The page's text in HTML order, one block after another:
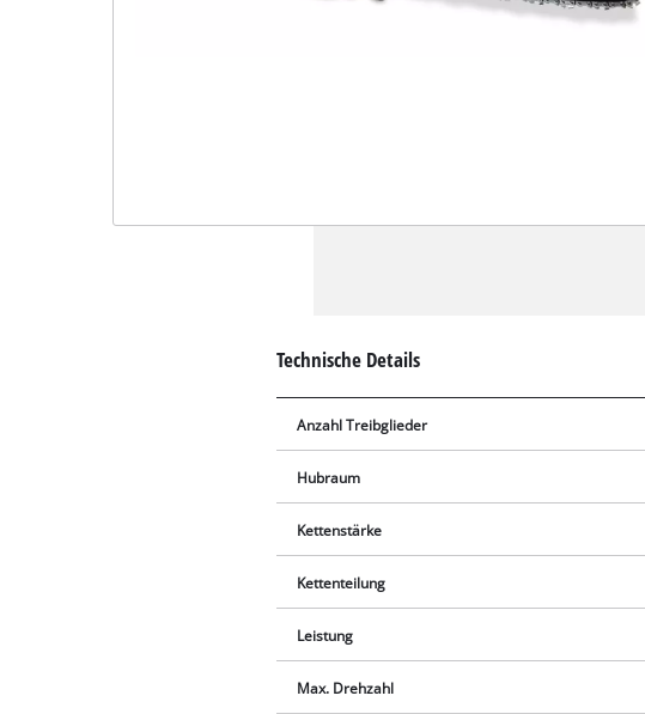
Technische Details
Anzahl Treibglieder
Hubraum
Kettenstärke
Kettenteilung
Leistung
Max. Drehzahl